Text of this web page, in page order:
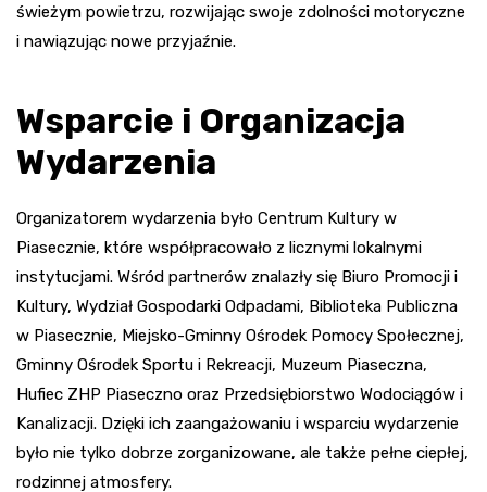
świeżym powietrzu, rozwijając swoje zdolności motoryczne
i nawiązując nowe przyjaźnie.
Wsparcie i Organizacja
Wydarzenia
Organizatorem wydarzenia było Centrum Kultury w
Piasecznie, które współpracowało z licznymi lokalnymi
instytucjami. Wśród partnerów znalazły się Biuro Promocji i
Kultury, Wydział Gospodarki Odpadami, Biblioteka Publiczna
w Piasecznie, Miejsko-Gminny Ośrodek Pomocy Społecznej,
Gminny Ośrodek Sportu i Rekreacji, Muzeum Piaseczna,
Hufiec ZHP Piaseczno oraz Przedsiębiorstwo Wodociągów i
Kanalizacji. Dzięki ich zaangażowaniu i wsparciu wydarzenie
było nie tylko dobrze zorganizowane, ale także pełne ciepłej,
rodzinnej atmosfery.